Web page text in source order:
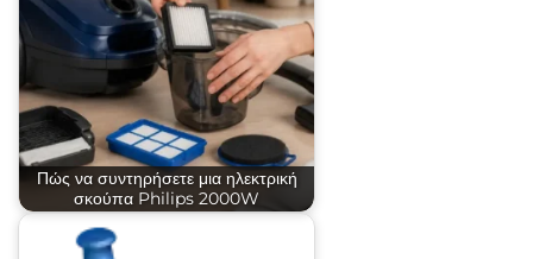
Πώς να συντηρήσετε μια ηλεκτρική
σκούπα Philips 2000W